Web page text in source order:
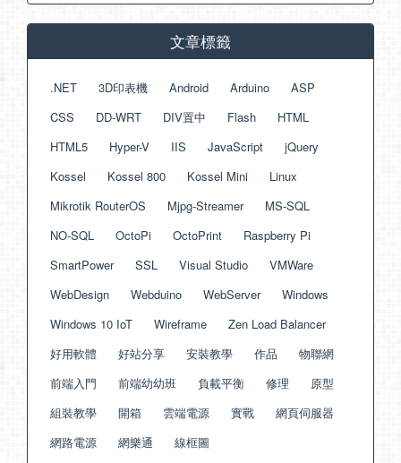
文章標籤
.NET 3D印表機 Android Arduino
ASP
CSS
DD-WRT DIV置中 Flash
HTML
HTML5
Hyper-V IIS JavaScript
jQuery
Kossel
Kossel 800 Kossel Mini
Linux
Mikrotik RouterOS
Mjpg-Streamer
MS-SQL
NO-SQL
OctoPi OctoPrint
Raspberry Pi
SmartPower
SSL Visual Studio
VMWare
WebDesign
Webduino WebServer
Windows
Windows 10 IoT
Wireframe
Zen Load Balancer
好用軟體
好站分享 安裝教學 作品
物聯網
前端入門
前端幼幼班 負載平衡 修理
原型
組裝教學
開箱 雲端電源 實戰
網頁伺服器
網路電源
網樂通 線框圖